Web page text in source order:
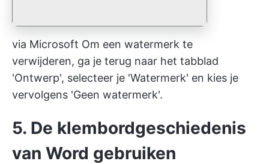
via Microsoft Om een watermerk te
verwijderen, ga je terug naar het tabblad
'Ontwerp', selecteer je 'Watermerk' en kies je
vervolgens 'Geen watermerk'.
5. De klembordgeschiedenis
van Word gebruiken